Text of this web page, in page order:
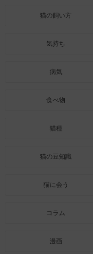
猫の飼い方
気持ち
病気
食べ物
猫種
猫の豆知識
猫に会う
コラム
漫画